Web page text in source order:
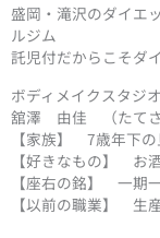
盛岡・滝沢のダイエ
ルジム
託児付だからこそダ
ボディメイクスタジ
舘澤 由佳 （たて
【家族】 7歳年下
【好きなもの】 お
【座右の銘】 一期
【以前の職業】 生